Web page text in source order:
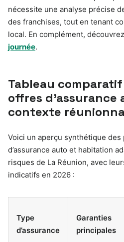
nécessite une analyse précise
des franchises, tout en tenant
local. En complément, découvrez
journée.
Tableau
offres d’assurance
contexte
Voici un aperçu synthétique
d’assurance auto et habitation
risques de La Réunion, avec
indicatifs en 2026 :
Type
d’assurance
Garanties
principales